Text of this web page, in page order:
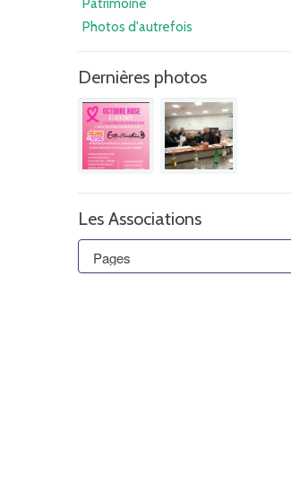
Patrimoine
Photos d'autrefois
Dernières photos
Les Associations